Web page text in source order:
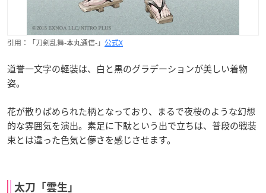
引用：「刀剣乱舞-本丸通信-」 公式X
道誉一文字の軽装は、白と黒のグラデーションが美しい着物
姿。
花が散りばめられた柄となっており、まるで夜桜のような幻想
的な雰囲気を演出。素足に下駄という出で立ちは、普段の戦装
束とは違った色気と儚さを感じさせます。
太刀「雲生」